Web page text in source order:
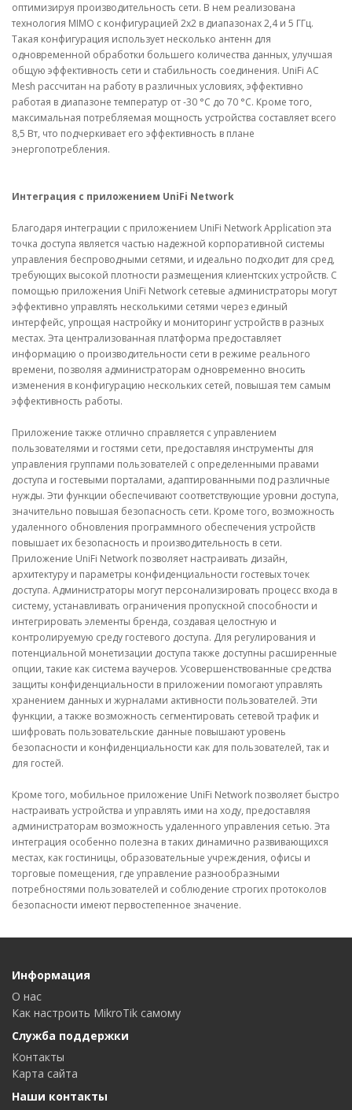
оптимизируя производительность сети. В нем реализована
технология MIMO с конфигурацией 2x2 в диапазонах 2,4 и 5 ГГц.
Такая конфигурация использует несколько антенн для
одновременной обработки большего количества данных, улучшая
общую эффективность сети и стабильность соединения. UniFi AC
Mesh рассчитан на работу в различных условиях, эффективно
работая в диапазоне температур от -30 °C до 70 °C. Кроме того,
максимальная потребляемая мощность устройства составляет всего
8,5 Вт, что подчеркивает его эффективность в плане
энергопотребления.
Интеграция с приложением UniFi Network
Благодаря интеграции с приложением UniFi Network Application эта
точка доступа является частью надежной корпоративной системы
управления беспроводными сетями, и идеально подходит для сред,
требующих высокой плотности размещения клиентских устройств. С
помощью приложения UniFi Network сетевые администраторы могут
эффективно управлять несколькими сетями через единый
интерфейс, упрощая настройку и мониторинг устройств в разных
местах. Эта централизованная платформа предоставляет
информацию о производительности сети в режиме реального
времени, позволяя администраторам одновременно вносить
изменения в конфигурацию нескольких сетей, повышая тем самым
эффективность работы.
Приложение также отлично справляется с управлением
пользователями и гостями сети, предоставляя инструменты для
управления группами пользователей с определенными правами
доступа и гостевыми порталами, адаптированными под различные
нужды. Эти функции обеспечивают соответствующие уровни доступа,
значительно повышая безопасность сети. Кроме того, возможность
удаленного обновления программного обеспечения устройств
повышает их безопасность и производительность в сети.
Приложение UniFi Network позволяет настраивать дизайн,
архитектуру и параметры конфиденциальности гостевых точек
доступа. Администраторы могут персонализировать процесс входа в
систему, устанавливать ограничения пропускной способности и
интегрировать элементы бренда, создавая целостную и
контролируемую среду гостевого доступа. Для регулирования и
потенциальной монетизации доступа также доступны расширенные
опции, такие как система ваучеров. Усовершенствованные средства
защиты конфиденциальности в приложении помогают управлять
хранением данных и журналами активности пользователей. Эти
функции, а также возможность сегментировать сетевой трафик и
шифровать пользовательские данные повышают уровень
безопасности и конфиденциальности как для пользователей, так и
для гостей.
Кроме того, мобильное приложение UniFi Network позволяет быстро
настраивать устройства и управлять ими на ходу, предоставляя
администраторам возможность удаленного управления сетью. Эта
интеграция особенно полезна в таких динамично развивающихся
местах, как гостиницы, образовательные учреждения, офисы и
торговые помещения, где управление разнообразными
потребностями пользователей и соблюдение строгих протоколов
безопасности имеют первостепенное значение.
Информация
О нас
Как настроить MikroTik самому
Служба поддержки
Контакты
Карта сайта
Наши контакты